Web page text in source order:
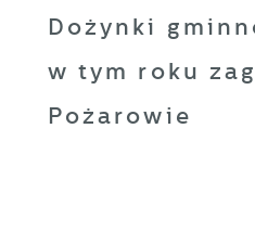
Dożynki
w tym roku
Pożarowie